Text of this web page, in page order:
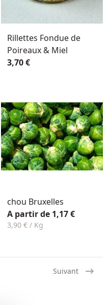
Rillettes Fondue de
Poireaux & Miel
3,70 €
chou Bruxelles
A partir de 1,17 €
3,90 € / Kg
Suivant